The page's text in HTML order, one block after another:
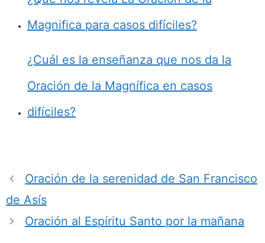
Magnifica para casos difíciles?
¿Cuál es la enseñanza que nos da la
Oración de la Magnífica en casos
difíciles?
Oración de la serenidad de San Francisco
de Asís
Oración al Espíritu Santo por la mañana